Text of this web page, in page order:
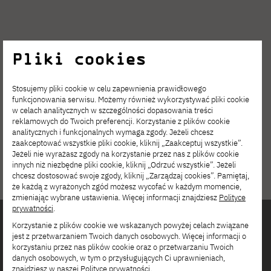
Interested in
collaboration with
Pliki cookies
Stosujemy pliki cookie w celu zapewnienia prawidłowego
funkcjonowania serwisu. Możemy również wykorzystywać pliki cookie
w celach analitycznych w szczególności dopasowania treści
reklamowych do Twoich preferencji. Korzystanie z plików cookie
analitycznych i funkcjonalnych wymaga zgody. Jeżeli chcesz
zaakceptować wszystkie pliki cookie, kliknij „Zaakceptuj wszystkie”.
Jeżeli nie wyrażasz zgody na korzystanie przez nas z plików cookie
innych niż niezbędne pliki cookie, kliknij „Odrzuć wszystkie”. Jeżeli
chcesz dostosować swoje zgody, kliknij „Zarządzaj cookies”. Pamiętaj,
że każdą z wyrażonych zgód możesz wycofać w każdym momencie,
zmieniając wybrane ustawienia. Więcej informacji znajdziesz Polityce
prywatności.
Korzystanie z plików cookie we wskazanych powyżej celach związane
jest z przetwarzaniem Twoich danych osobowych. Więcej informacji o
korzystaniu przez nas plików cookie oraz o przetwarzaniu Twoich
danych osobowych, w tym o przysługujących Ci uprawnieniach,
znajdziesz w naszej Polityce prywatności.